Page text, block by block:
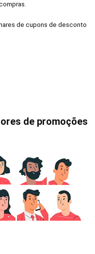
de cupons de desconto
de promoções